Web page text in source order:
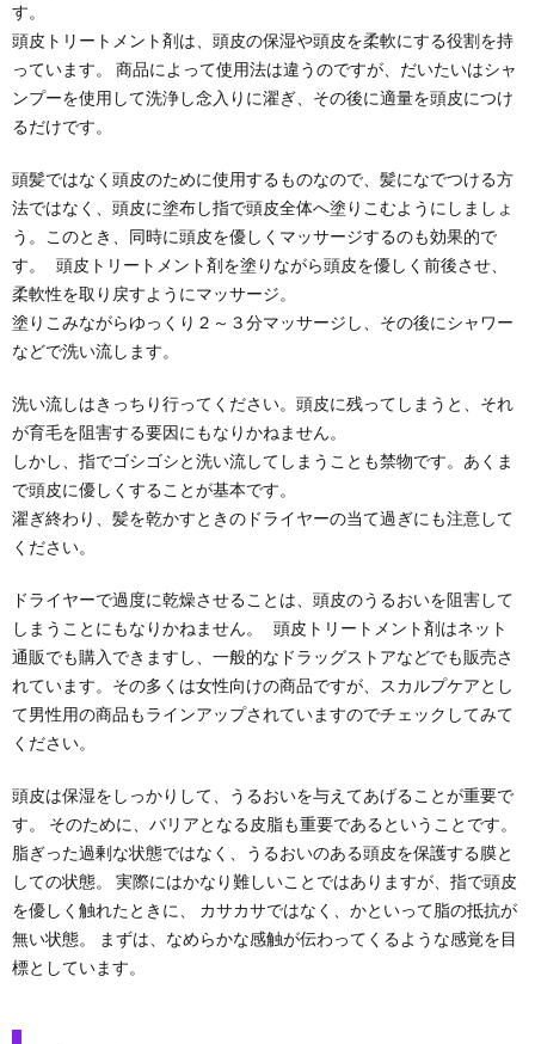
す。
頭皮トリートメント剤は、頭皮の保湿や頭皮を柔軟にする役割を持
っています。 商品によって使用法は違うのですが、だいたいはシャ
ンプーを使用して洗浄し念入りに濯ぎ、その後に適量を頭皮につけ
るだけです。
頭髪ではなく頭皮のために使用するものなので、髪になでつける方
法ではなく、頭皮に塗布し指で頭皮全体へ塗りこむようにしましょ
う。このとき、同時に頭皮を優しくマッサージするのも効果的で
す。 頭皮トリートメント剤を塗りながら頭皮を優しく前後させ、
柔軟性を取り戻すようにマッサージ。
塗りこみながらゆっくり２～３分マッサージし、その後にシャワー
などで洗い流します。
洗い流しはきっちり行ってください。頭皮に残ってしまうと、それ
が育毛を阻害する要因にもなりかねません。
しかし、指でゴシゴシと洗い流してしまうことも禁物です。あくま
で頭皮に優しくすることが基本です。
濯ぎ終わり、髪を乾かすときのドライヤーの当て過ぎにも注意して
ください。
ドライヤーで過度に乾燥させることは、頭皮のうるおいを阻害して
しまうことにもなりかねません。 頭皮トリートメント剤はネット
通販でも購入できますし、一般的なドラッグストアなどでも販売さ
れています。その多くは女性向けの商品ですが、スカルプケアとし
て男性用の商品もラインアップされていますのでチェックしてみて
ください。
頭皮は保湿をしっかりして、うるおいを与えてあげることが重要で
す。 そのために、バリアとなる皮脂も重要であるということです。
脂ぎった過剰な状態ではなく、うるおいのある頭皮を保護する膜と
しての状態。 実際にはかなり難しいことではありますが、指で頭皮
を優しく触れたときに、 カサカサではなく、かといって脂の抵抗が
無い状態。 まずは、なめらかな感触が伝わってくるような感覚を目
標としています。